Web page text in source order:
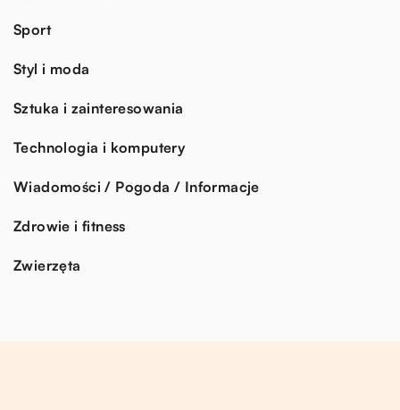
Sport
Styl i moda
Sztuka i zainteresowania
Technologia i komputery
Wiadomości / Pogoda / Informacje
Zdrowie i fitness
Zwierzęta